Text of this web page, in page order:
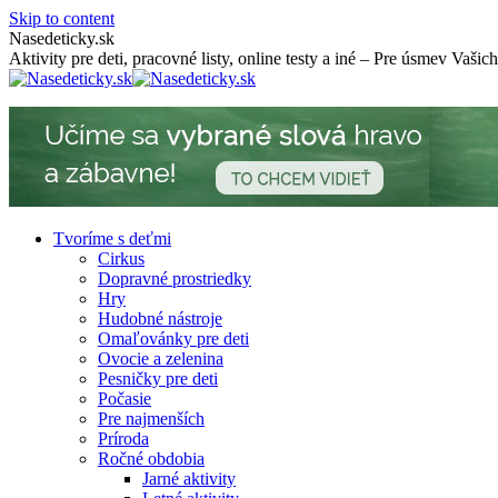
Skip to content
Nasedeticky.sk
Aktivity pre deti, pracovné listy, online testy a iné – Pre úsmev
Tvoríme s deťmi
Cirkus
Dopravné prostriedky
Hry
Hudobné nástroje
Omaľovánky pre deti
Ovocie a zelenina
Pesničky pre deti
Počasie
Pre najmenších
Príroda
Ročné obdobia
Jarné aktivity